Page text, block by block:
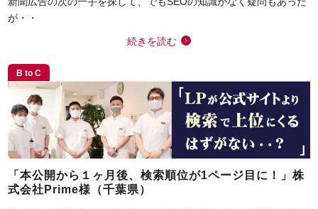
が・・
続きを読む
B to C
「本公開から１ヶ月後、検索順位が1ページ目に！」株
式会社Prime様（千葉県）